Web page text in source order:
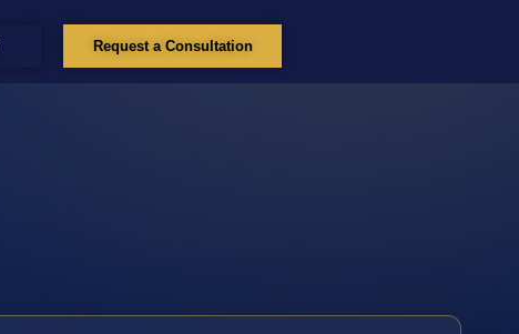
Request a Consultation